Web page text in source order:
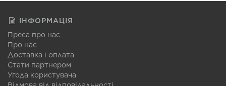
ІНФОРМАЦІЯ
Преса про нас
Про нас
Доставка і оплата
Стати партнером
Угода користувача